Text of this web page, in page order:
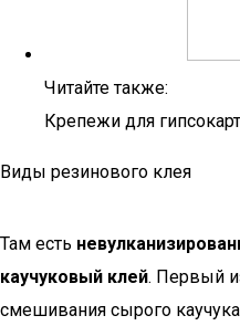
Читайте также:
Крепежи для
Виды резинового клея
Там есть
каучуковый клей. Первый
смешивания сырого